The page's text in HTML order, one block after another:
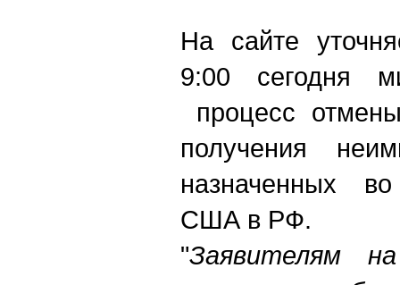
На сайте
9:00 сегодня
процесс
получения
назначенных
США в РФ.
"Заявителям